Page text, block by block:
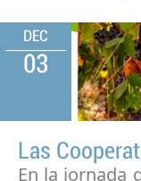
DEC
03
Las
En la jornada